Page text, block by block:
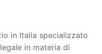
in Italia specializzato
in materia di